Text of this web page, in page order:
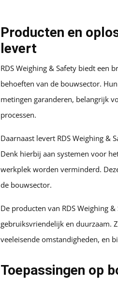
Producten en
levert
RDS Weighing & Safety biedt een
behoeften van de bouwsector.
metingen garanderen, belangrijk
processen.
Daarnaast levert RDS Weighing &
Denk hierbij aan systemen voor
werkplek worden verminderd.
de bouwsector.
De producten van RDS Weighing
gebruiksvriendelijk en duurzaam.
veeleisende omstandigheden, en
Toepassingen op